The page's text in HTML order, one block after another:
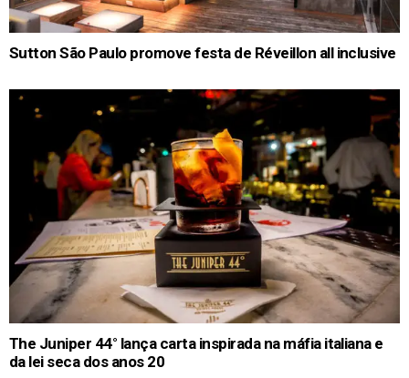
Sutton São Paulo promove festa de Réveillon all inclusive
The Juniper 44° lança carta inspirada na máfia italiana e
da lei seca dos anos 20